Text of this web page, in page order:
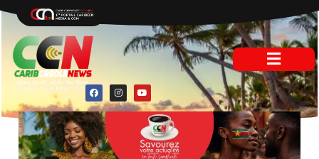
contenu
F
a
c
e
b
o
o
k
I
n
s
t
m
Y
o
u
t
b
e